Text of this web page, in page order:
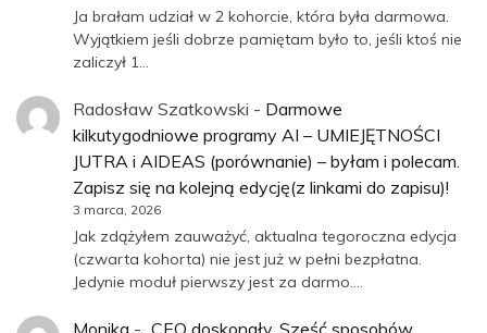
Ja brałam udział w 2 kohorcie, która była darmowa.
Wyjątkiem jeśli dobrze pamiętam było to, jeśli ktoś nie
zaliczył 1…
Radosław Szatkowski - Darmowe
kilkutygodniowe programy AI – UMIEJĘTNOŚCI
JUTRA i AIDEAS (porównanie) – byłam i polecam.
Zapisz się na kolejną edycję(z linkami do zapisu)!
3 marca, 2026
Jak zdążyłem zauważyć, aktualna tegoroczna edycja
(czwarta kohorta) nie jest już w pełni bezpłatna.
Jedynie moduł pierwszy jest za darmo.…
Monika - „CEO doskonały. Sześć sposobów